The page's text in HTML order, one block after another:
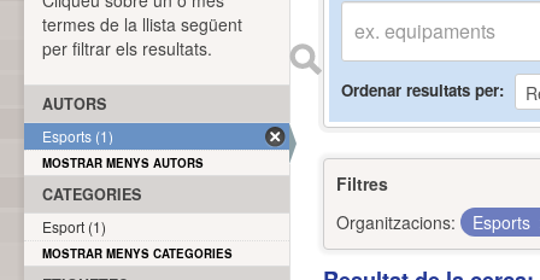
Ordenar resultats per
Filtres
Organitzacions:
Esports
termes de la llista següent
per filtrar els resultats.
AUTORS
Esports (1)
MOSTRAR MENYS AUTORS
CATEGORIES
Esport (1)
MOSTRAR MENYS CATEGORIES